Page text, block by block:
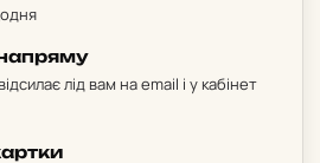
лід вам на email і у кабінет